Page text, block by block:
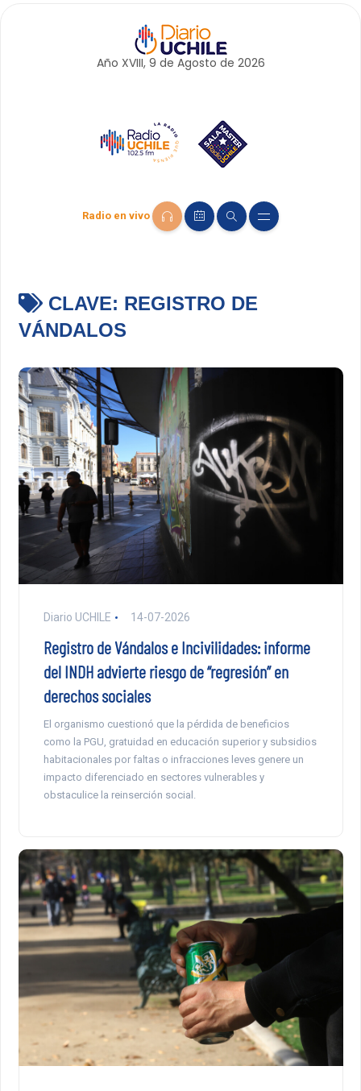
Año XVIII, 9 de Agosto de 2026
Radio en vivo
CLAVE: REGISTRO DE
VÁNDALOS
Diario UCHILE 14-07-2026
Registro de Vándalos e Incivilidades: informe
del INDH advierte riesgo de “regresión” en
derechos sociales
El organismo cuestionó que la pérdida de beneficios
como la PGU, gratuidad en educación superior y subsidios
habitacionales por faltas o infracciones leves genere un
impacto diferenciado en sectores vulnerables y
obstaculice la reinserción social.